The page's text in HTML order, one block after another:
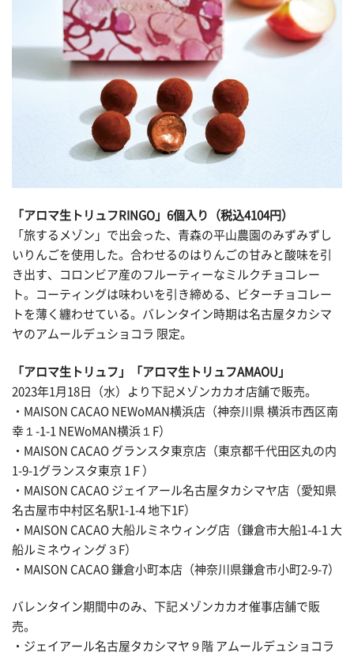
「アロマ生トリュフRINGO」6個入り（税込4104円）
「旅するメゾン」で出会った、青森の平山農園のみずみずし
いりんごを使用した。合わせるのはりんごの甘みと酸味を引
き出す、コロンビア産のフルーティーなミルクチョコレー
ト。コーティングは味わいを引き締める、ビターチョコレー
トを薄く纏わせている。バレンタイン時期は名古屋タカシマ
ヤのアムールデュショコラ 限定。
「アロマ生トリュフ」「アロマ生トリュフAMAOU」
2023年1月18日（水）より下記メゾンカカオ店舗で販売。
・MAISON CACAO NEWoMAN横浜店（神奈川県 横浜市西区南
幸１-1-1 NEWoMAN横浜１F）
・MAISON CACAO グランスタ東京店（東京都千代田区丸の内
1-9-1グランスタ東京 1Ｆ）
・MAISON CACAO ジェイアール名古屋タカシマヤ店（愛知県
名古屋市中村区名駅1-1-4 地下1F）
・MAISON CACAO 大船ルミネウィング店（鎌倉市大船1-4-1 大
船ルミネウィング３F）
・MAISON CACAO 鎌倉小町本店（神奈川県鎌倉市小町2-9-7）
バレンタイン期間中のみ、下記メゾンカカオ催事店舗で販
売。
・ジェイアール名古屋タカシマヤ９階 アムールデュショコラ